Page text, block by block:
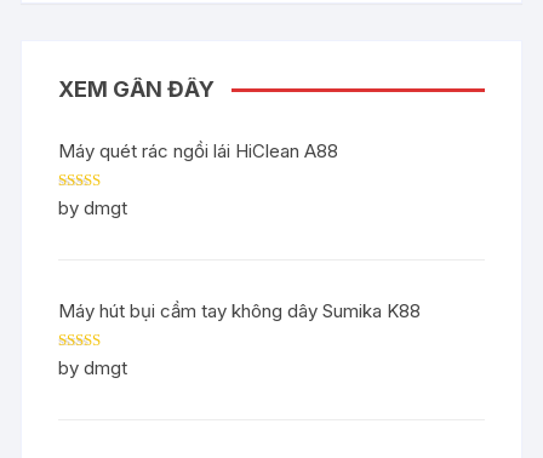
XEM GẦN ĐÂY
Máy quét rác ngồi lái HiClean A88
Rated5out
of 5
by dmgt
Máy hút bụi cầm tay không dây Sumika K88
Rated5out
of 5
by dmgt